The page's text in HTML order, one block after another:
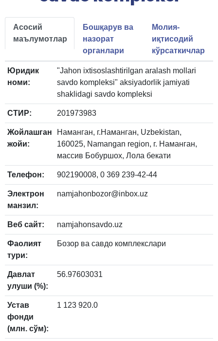
Асосий
маълумотлар
Бошқарув ва
назорат
органлари
Молия-
иқтисодий
кўрсаткичлар
Юридик
номи:
"Jahon ixtisoslashtirilgan aralash mollari
savdo kompleksi" aksiyadorlik jamiyati
shaklidagi savdo kompleksi
СТИР: 201973983
Жойлашган
жойи:
Наманган, г.Наманган, Uzbekistan,
160025, Namangan region, г. Наманган,
массив Бобуршох, Лола бекати
Телефон: 902190008, 0 369 239-42-44
Электрон
манзил:
namjahonbozor@inbox.uz
Веб сайт: namjahonsavdo.uz
Фаолият
тури:
Бозор ва савдо комплекслари
Давлат
улуши (%):
56.97603031
Устав
фонди
(млн. сўм):
1 123 920.0